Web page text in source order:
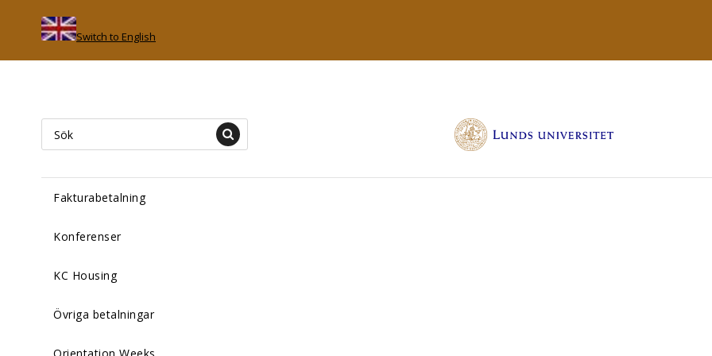
Switch to English
Fakturabetalning
Konferenser
KC Housing
Övriga betalningar
Orientation Weeks